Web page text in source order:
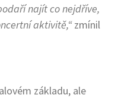
najít co nejdříve,
aktivitě,“zmínil
základu, ale